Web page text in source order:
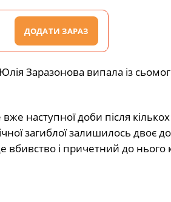
ДОДАТИ ЗАРАЗ
Заразонова випала із
вже наступної доби після
загиблої залишилось двоє
вбивство і причетний до нього